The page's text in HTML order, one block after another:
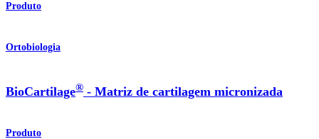
Produto
Ortobiologia
BioCartilage® - Matriz de cartilagem micronizada
Produto